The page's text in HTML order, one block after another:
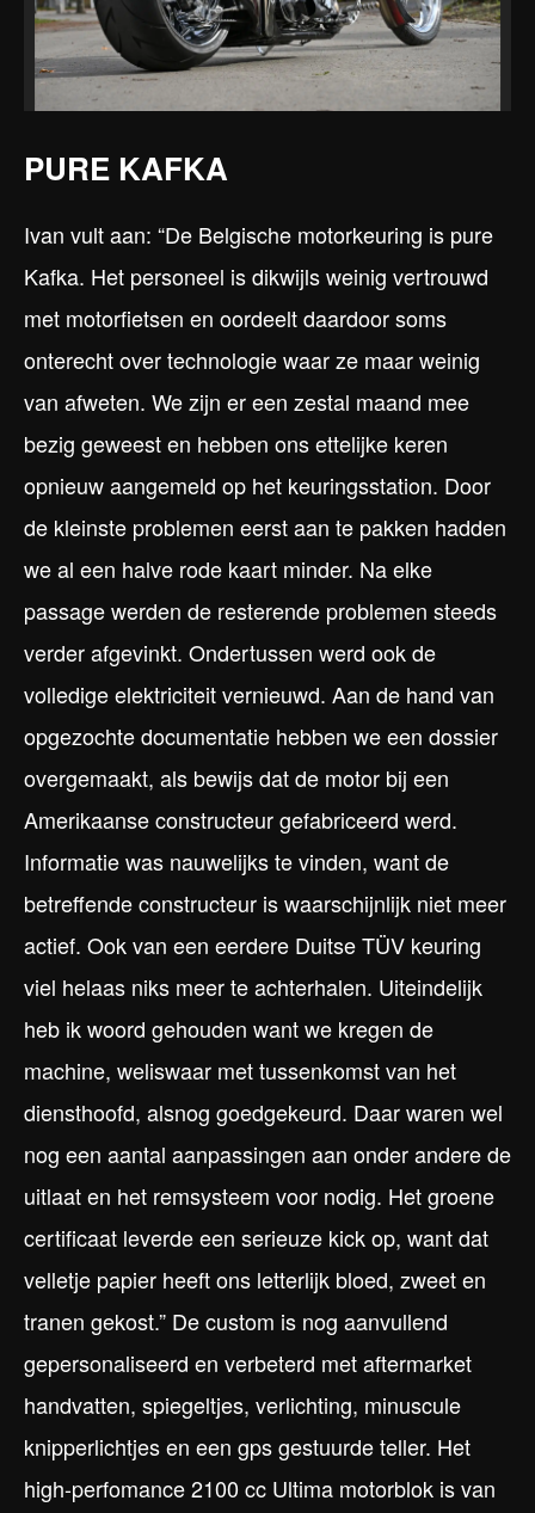
PURE KAFKA
Ivan vult aan: “De Belgische motorkeuring is pure
Kafka. Het personeel is dikwijls weinig vertrouwd
met motorfietsen en oordeelt daardoor soms
onterecht over technologie waar ze maar weinig
van afweten. We zijn er een zestal maand mee
bezig geweest en hebben ons ettelijke keren
opnieuw aangemeld op het keuringsstation. Door
de kleinste problemen eerst aan te pakken hadden
we al een halve rode kaart minder. Na elke
passage werden de resterende problemen steeds
verder afgevinkt. Ondertussen werd ook de
volledige elektriciteit vernieuwd. Aan de hand van
opgezochte documentatie hebben we een dossier
overgemaakt, als bewijs dat de motor bij een
Amerikaanse constructeur gefabriceerd werd.
Informatie was nauwelijks te vinden, want de
betreffende constructeur is waarschijnlijk niet meer
actief. Ook van een eerdere Duitse TÜV keuring
viel helaas niks meer te achterhalen. Uiteindelijk
heb ik woord gehouden want we kregen de
machine, weliswaar met tussenkomst van het
diensthoofd, alsnog goedgekeurd. Daar waren wel
nog een aantal aanpassingen aan onder andere de
uitlaat en het remsysteem voor nodig. Het groene
certificaat leverde een serieuze kick op, want dat
velletje papier heeft ons letterlijk bloed, zweet en
tranen gekost.” De custom is nog aanvullend
gepersonaliseerd en verbeterd met aftermarket
handvatten, spiegeltjes, verlichting, minuscule
knipperlichtjes en een gps gestuurde teller. Het
high-perfomance 2100 cc Ultima motorblok is van